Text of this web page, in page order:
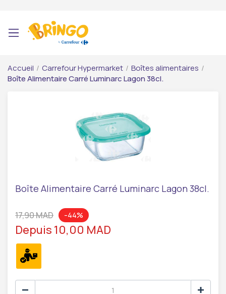
Accueil / Carrefour Hypermarket / Boîtes alimentaires /
Boîte Alimentaire Carré Luminarc Lagon 38cl.
Boîte Alimentaire Carré Luminarc Lagon 38cl.
17,90 MAD -44%
Depuis 10,00 MAD